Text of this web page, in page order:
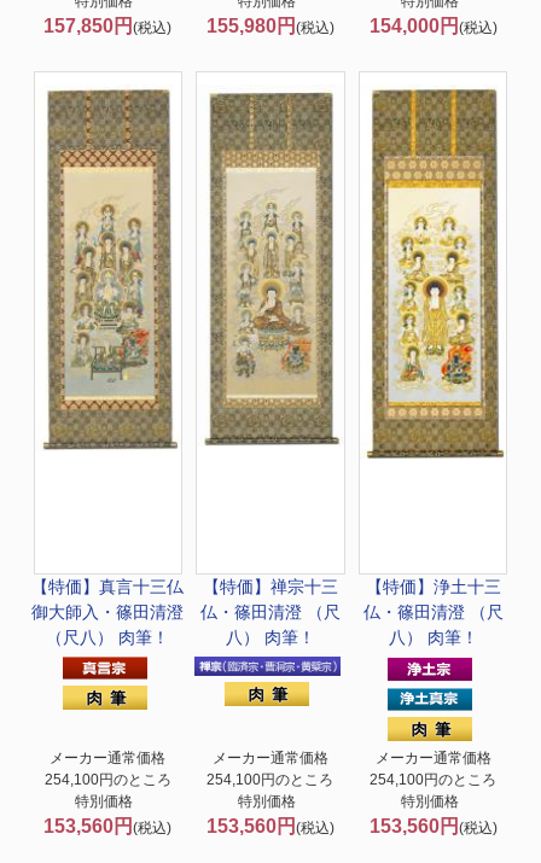
157,850円(税込) 155,980円 (税込) 154,000円 (税込)
【特価】真言十三仏
御大師入・篠田清澄
（尺八） 肉筆！
メーカー通常価格
254,100円のところ
特別価格
153,560円(税込)
【特価】禅宗十三
仏・篠田清澄 （尺
八） 肉筆！
メーカー通常価格
254,100円のところ
特別価格
153,560円 (税込)
【特価】浄土十三
仏・篠田清澄 （尺
八） 肉筆！
メーカー通常価格
254,100円のところ
特別価格
153,560円 (税込)